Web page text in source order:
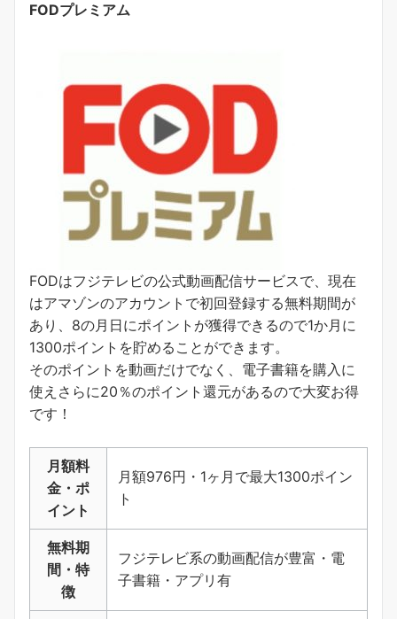
FODプレミアム
FODはフジテレビの公式動画配信サービスで、現在
はアマゾンのアカウントで初回登録する無料期間が
あり、8の月日にポイントが獲得できるので1か月に
1300ポイントを貯めることができます。
そのポイントを動画だけでなく、電子書籍を購入に
使えさらに20％のポイント還元があるので大変お得
です！
月額料
金・ポ
イント
月額976円・1ヶ月で最大1300ポイン
ト
無料期
間・特
徴
フジテレビ系の動画配信が豊富・電
子書籍・アプリ有